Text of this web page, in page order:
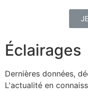
Éclairages
Dernières données,
L'actualité en